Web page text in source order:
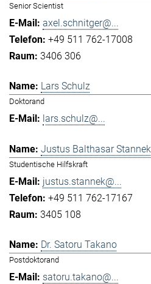
Senior Scientist
axel.schnitger@...
+49 511 762-17008
3406 306
Lars Schulz
Doktorand
lars.schulz@...
Justus Balthasar Stannek
Studentische Hilfskraft
justus.stannek@...
+49 511 762-17167
3405 108
Dr. Satoru Takano
Postdoktorand
satoru.takano@...